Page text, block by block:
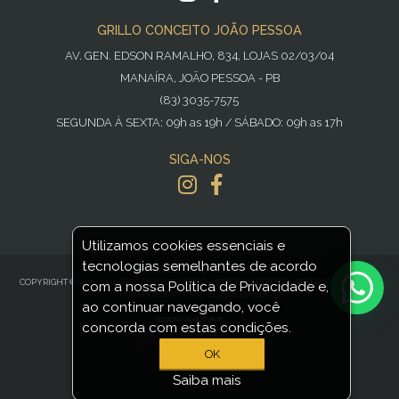
GRILLO CONCEITO JOÃO PESSOA
AV. GEN. EDSON RAMALHO, 834, LOJAS 02/03/04
MANAÍRA, JOÃO PESSOA - PB
(83) 3035-7575
SEGUNDA À SEXTA: 09h as 19h / SÁBADO: 09h as 17h
SIGA-NOS
POWERED BYNOPCOMMERCE
COPYRIGHT © 2016-2021 GRILLO HOME DECOR - TODOS OS DIREITOS RESERVADOS GRILLO
HOME DECOR - CNPJ: 11.431.608/0001-97
Utilizamos cookies essenciais e
tecnologias semelhantes de acordo
com a nossa Política de Privacidade e,
ao continuar navegando, você
concorda com estas condições.
OK
Saiba mais